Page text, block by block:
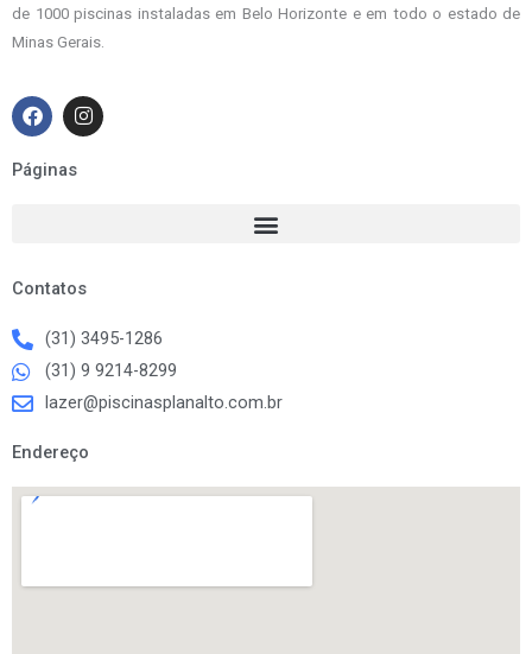
de 1000 piscinas instaladas em Belo Horizonte e em todo o estado de
Minas Gerais.
F
a
c
e
b
I
n
s
Páginas
Contatos
(31) 3495-1286
(31) 9 9214-8299
lazer@piscinasplanalto.com.br
Endereço